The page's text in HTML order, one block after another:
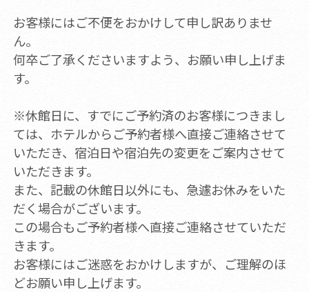
お客様にはご不便をおかけして申し訳ありませ
ん。
何卒ご了承くださいますよう、お願い申し上げま
す。
※休館日に、すでにご予約済のお客様につきまし
ては、ホテルからご予約者様へ直接ご連絡させて
いただき、宿泊日や宿泊先の変更をご案内させて
いただきます。
また、記載の休館日以外にも、急遽お休みをいた
だく場合がございます。
この場合もご予約者様へ直接ご連絡させていただ
きます。
お客様にはご迷惑をおかけしますが、ご理解のほ
どお願い申し上げます。